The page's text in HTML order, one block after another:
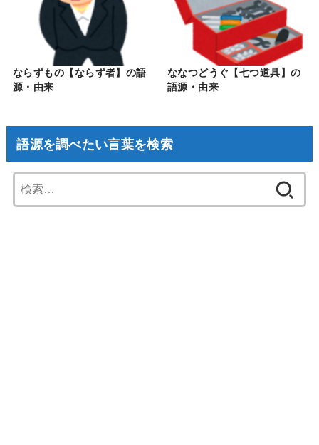
ならずもの【ならず者】の語
源・由来
ななつどうぐ【七つ道具】の
語源・由来
語源を調べたい言葉を検索
索: